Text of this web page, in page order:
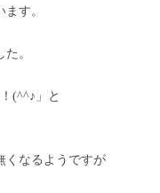
す。
。
(^^♪」と
くなるようですが